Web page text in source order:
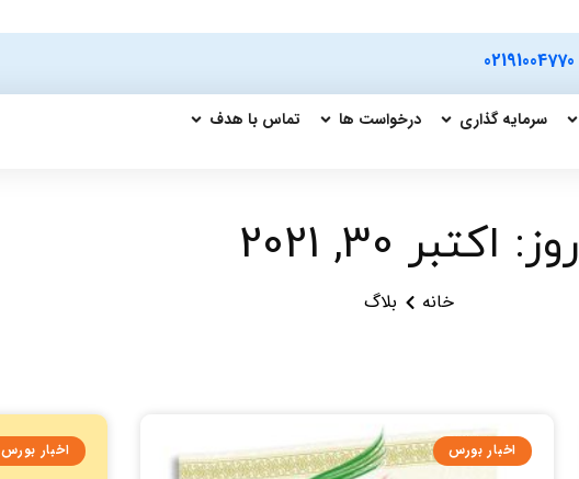
02191004770
سرمایه گذاری درخواست ها تماس با هدف
روز: اکتبر 30, 2021
خانه بلاگ
اخبار بورس اخبار بورس